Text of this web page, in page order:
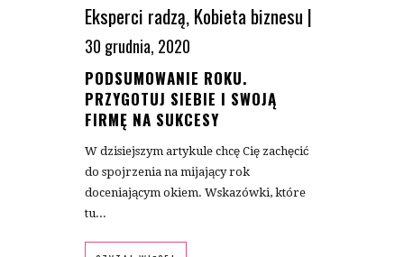
Eksperci radzą,Kobieta biznesu |
30 grudnia, 2020
PODSUMOWANIE ROKU.
PRZYGOTUJ SIEBIE I SWOJĄ
FIRMĘ NA SUKCESY
W dzisiejszym artykule chcę Cię zachęcić
do spojrzenia na mijający rok
doceniającym okiem. Wskazówki, które
tu...